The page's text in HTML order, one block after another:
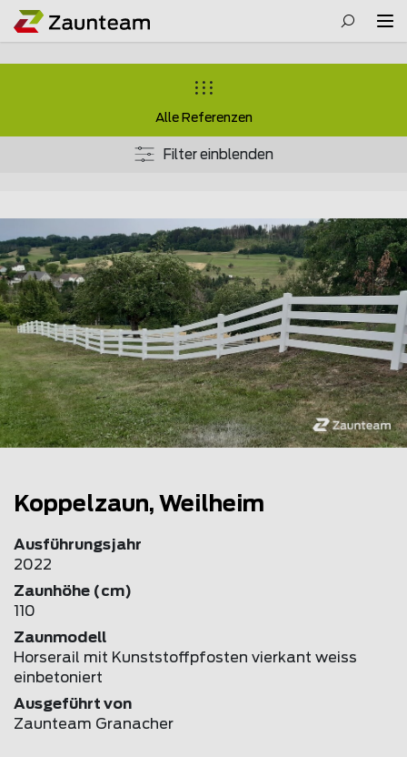
Alle Referenzen
Filter einblenden
Koppelzaun, Weilheim
Ausführungsjahr
2022
Zaunhöhe (cm)
110
Zaunmodell
Horserail mit Kunststoffpfosten vierkant weiss
einbetoniert
Ausgeführt von
Zaunteam Granacher